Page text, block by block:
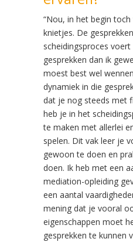
“Nou, in het begin
knietjes. De
scheidingsproces
gesprekken dan ik
moest best wel
dynamiek in die
dat je nog steeds met
heb je in het
te maken met allerlei
spelen. Dit vak leer je
gewoon te doen en
doen. Ik heb met een
mediation-opleiding
een aantal
mening dat je vooral
eigenschappen moet
gesprekken te kunnen